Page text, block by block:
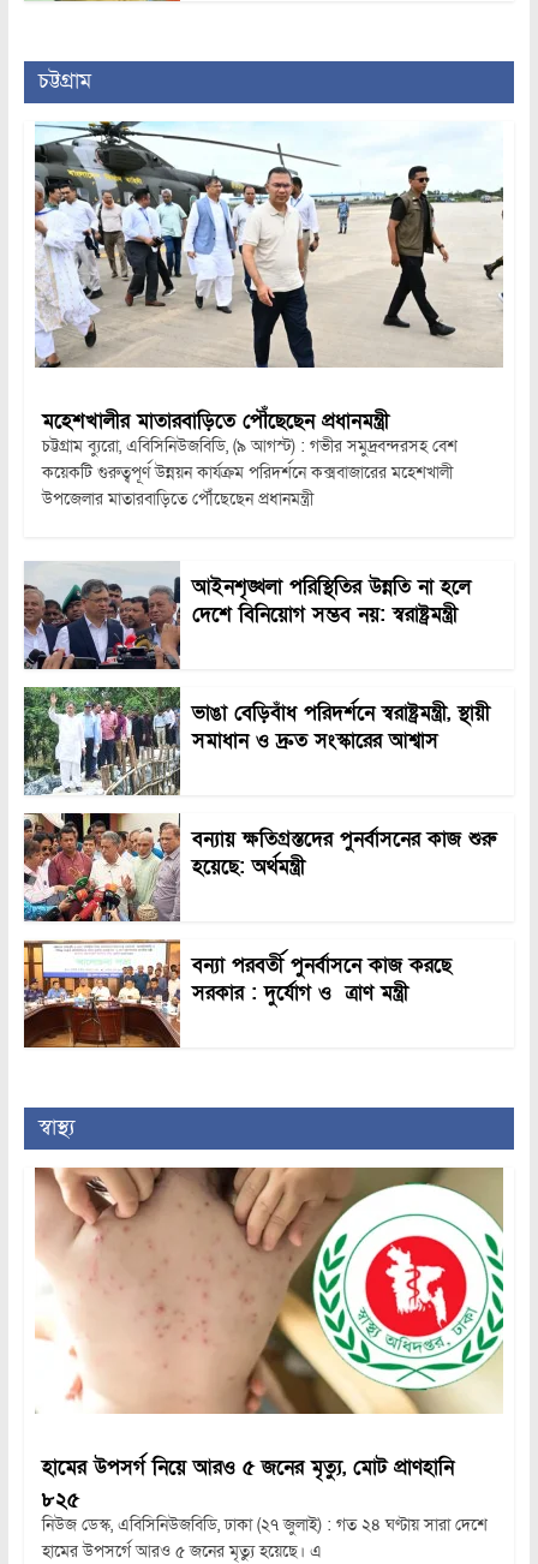
চট্টগ্রাম
মহেশখালীর মাতারবাড়িতে পৌঁছেছেন প্রধানমন্ত্রী
চট্টগ্রাম ব্যুরো, এবিসিনিউজবিডি, (৯ আগস্ট) : গভীর সমুদ্রবন্দরসহ বেশ
কয়েকটি গুরুত্বপূর্ণ উন্নয়ন কার্যক্রম পরিদর্শনে কক্সবাজারের মহেশখালী
উপজেলার মাতারবাড়িতে পৌঁছেছেন প্রধানমন্ত্রী
আইনশৃঙ্খলা পরিস্থিতির উন্নতি না হলে
দেশে বিনিয়োগ সম্ভব নয়: স্বরাষ্ট্রমন্ত্রী
ভাঙা বেড়িবাঁধ পরিদর্শনে স্বরাষ্ট্রমন্ত্রী, স্থায়ী
সমাধান ও দ্রুত সংস্কারের আশ্বাস
বন্যায় ক্ষতিগ্রস্তদের পুনর্বাসনের কাজ শুরু
হয়েছে: অর্থমন্ত্রী
বন্যা পরবর্তী পুনর্বাসনে কাজ করছে
সরকার : দুর্যোগ ও ত্রাণ মন্ত্রী
স্বাস্থ্য
হামের উপসর্গ নিয়ে আরও ৫ জনের মৃত্যু, মোট প্রাণহানি
৮২৫
নিউজ ডেস্ক, এবিসিনিউজবিডি, ঢাকা (২৭ জুলাই) : গত ২৪ ঘণ্টায় সারা দেশে
হামের উপসর্গে আরও ৫ জনের মৃত্যু হয়েছে। এ